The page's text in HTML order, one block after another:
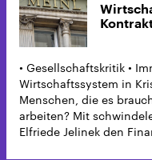
• Gesellschaftskritik •
Wirtschaftssystem in
Menschen, die es
arbeiten? Mit
Elfriede Jelinek den